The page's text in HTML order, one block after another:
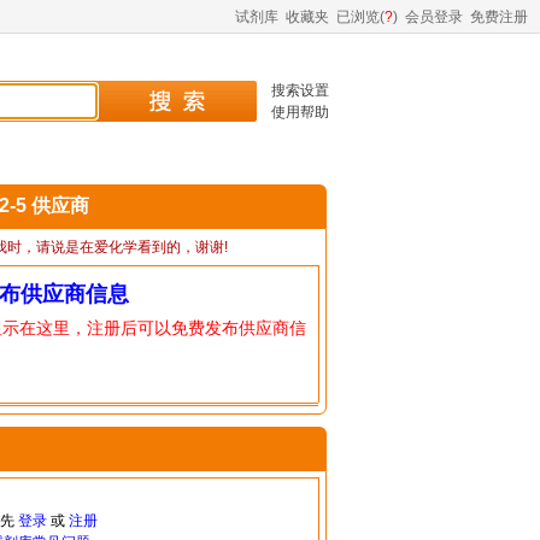
试剂库 收藏夹 已浏览(?) 会员登录 免费注册
搜索设置
使用帮助
5 供应商
时，请说是在爱化学看到的，谢谢!
供应商信息
在这里，注册后可以免费发布供应商信
登录或 注册